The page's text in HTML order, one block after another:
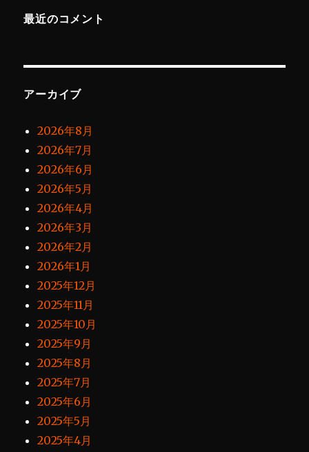
最近のコメント
アーカイブ
2026年8月
2026年7月
2026年6月
2026年5月
2026年4月
2026年3月
2026年2月
2026年1月
2025年12月
2025年11月
2025年10月
2025年9月
2025年8月
2025年7月
2025年6月
2025年5月
2025年4月